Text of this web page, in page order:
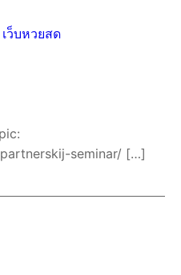
ว็บหวยสด
seminar/ […]